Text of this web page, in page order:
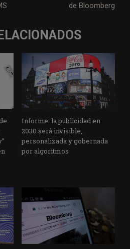
de Bloomberg
Informe: la publicidad en
2030 será invisible,
personalizada y gobernada
por algoritmos